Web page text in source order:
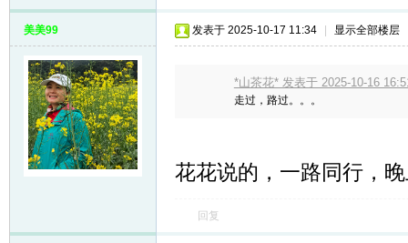
美美99 发表于 2025-10-17 11:34 显示全部楼层
*山茶花* 发表于 2025-10-16
走过，路过。。。
花花说的，一路同行，
回复